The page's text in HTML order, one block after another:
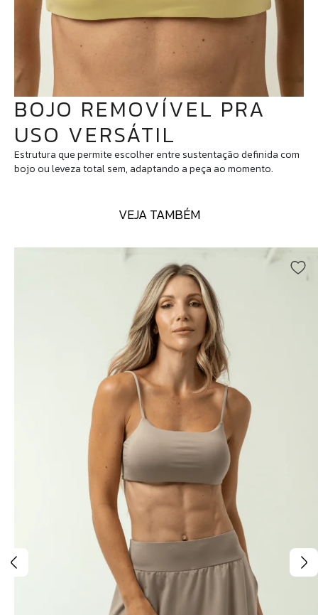
BOJO REMOVÍVEL PRA
USO VERSÁTIL
Estrutura que permite escolher entre sustentação definida com
bojo ou leveza total sem, adaptando a peça ao momento.
VEJA TAMBÉM